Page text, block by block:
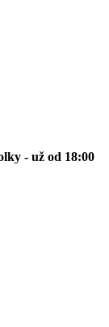
- už od 18:00